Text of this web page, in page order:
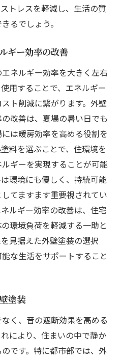
トレスを軽減し、生活の質
るでしょう。
ギー効率の改善
ネルギー効率を大きく左右
用することで、エネルギー
ト削減に繋がります。外壁
改善は、夏場の暑い日でも
は暖房効率を高める役割を
料を選ぶことで、住環境を
ギーを実現することが可能
環境にも優しく、持続可能
てますます重要視されてい
ルギー効率の改善は、住宅
環境負荷を軽減する一助と
見据えた外壁塗装の選択
な生活をサポートすること
塗装
く、音の遮断効果を高める
により、住まいの中で静か
です。特に都市部では、外